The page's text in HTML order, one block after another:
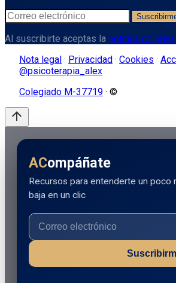
Al suscribirte aceptas la política de
Nota legal · Privacidad · Cookies ·
@psicoterapia_alex
Colegiado M-37719 · ©
arrow_upward
ACompáñate
Recursos para entenderte un poco
baja en un clic